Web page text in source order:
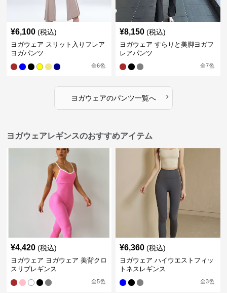
¥6,100 (税込)
ヨガウェア スリット入りフレア
ヨガパンツ
全6色
¥8,150 (税込)
ヨガウェア すらりと美脚ヨガフ
レアパンツ
全7色
ヨガウェアのパンツ一覧へ ›
ヨガウェアレギンスのおすすめアイテム
¥4,420 (税込)
ヨガウェア ヨガウェア 美背クロ
スリブレギンス
全5色
¥6,360 (税込)
ヨガウェア ハイウエストフィッ
トネスレギンス
全3色